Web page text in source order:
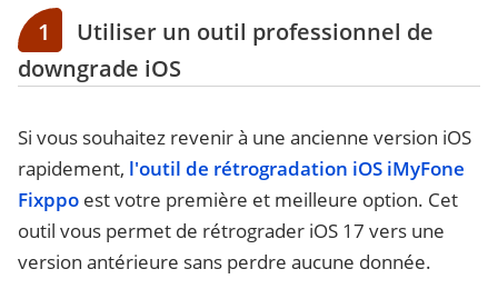
1
Utiliser un outil professionnel de
downgrade iOS
Si vous souhaitez revenir à une ancienne version iOS
rapidement, l'outil de rétrogradation iOS iMyFone
Fixppo est votre première et meilleure option. Cet
outil vous permet de rétrograder iOS 17 vers une
version antérieure sans perdre aucune donnée.